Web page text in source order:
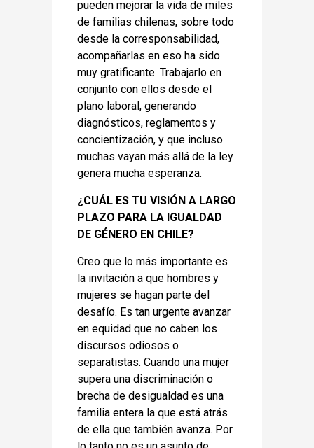
pueden mejorar la vida de miles
de familias chilenas, sobre todo
desde la corresponsabilidad,
acompañarlas en eso ha sido
muy gratificante. Trabajarlo en
conjunto con ellos desde el
plano laboral, generando
diagnósticos, reglamentos y
concientización, y que incluso
muchas vayan más allá de la ley
genera mucha esperanza.
¿CUÁL ES TU VISIÓN A LARGO
PLAZO PARA LA IGUALDAD
DE GÉNERO EN CHILE?
Creo que lo más importante es
la invitación a que hombres y
mujeres se hagan parte del
desafío. Es tan urgente avanzar
en equidad que no caben los
discursos odiosos o
separatistas. Cuando una mujer
supera una discriminación o
brecha de desigualdad es una
familia entera la que está atrás
de ella que también avanza. Por